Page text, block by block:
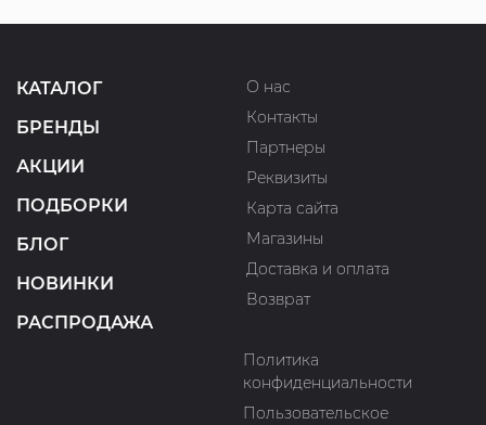
КАТАЛОГ
БРЕНДЫ
АКЦИИ
ПОДБОРКИ
БЛОГ
НОВИНКИ
РАСПРОДАЖА
О нас
Контакты
Партнеры
Реквизиты
Карта сайта
Магазины
Доставка и оплата
Возврат
Политика
конфиденциальности
Пользовательское